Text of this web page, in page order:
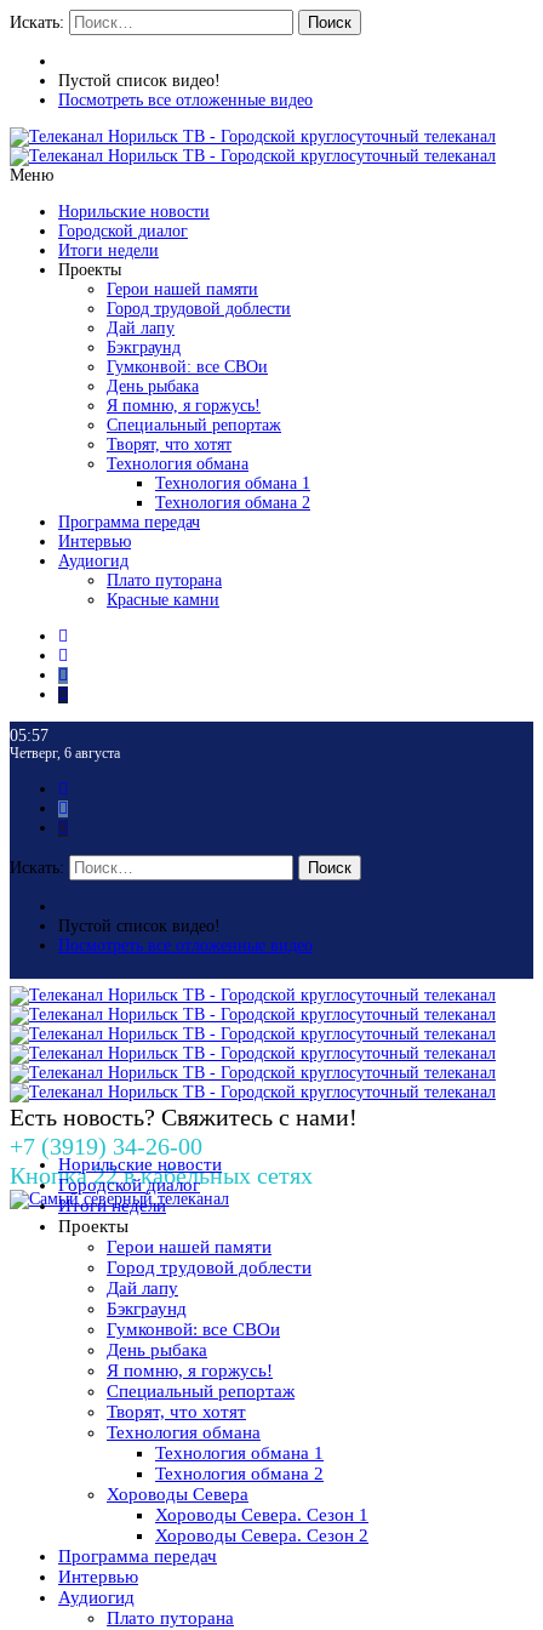
Искать: Поиск
Пустой список видео!
Посмотреть все отложенные видео
Меню
Норильские новости
Городской диалог
Итоги недели
Проекты
Герои нашей памяти
Город трудовой доблести
Дай лапу
Бэкграунд
Гумконвой: все СВОи
День рыбака
Я помню, я горжусь!
Специальный репортаж
Творят, что хотят
Технология обмана
Технология обмана 1
Технология обмана 2
Программа передач
Интервью
Аудиогид
Плато путорана
Красные камни
05:57
Четверг, 6 августа
Искать: Поиск
Пустой список видео!
Посмотреть все отложенные видео
Есть новость? Свяжитесь с нами!
+7 (3919) 34-26-00
Кнопка 22 в кабельных сетях
Норильские новости
Городской диалог
Итоги недели
Проекты
Герои нашей памяти
Город трудовой доблести
Дай лапу
Бэкграунд
Гумконвой: все СВОи
День рыбака
Я помню, я горжусь!
Специальный репортаж
Творят, что хотят
Технология обмана
Технология обмана 1
Технология обмана 2
Хороводы Севера
Хороводы Севера. Сезон 1
Хороводы Севера. Сезон 2
Программа передач
Интервью
Аудиогид
Плато путорана